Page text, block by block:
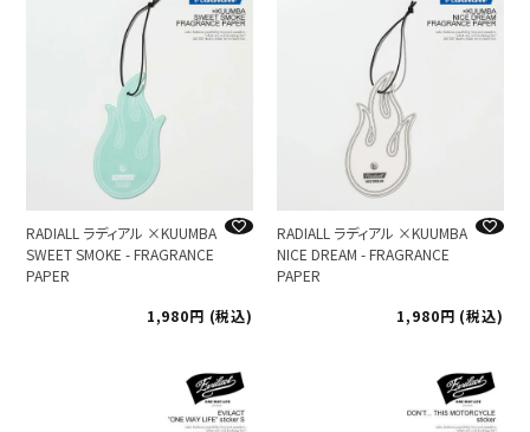
RADIALL ラディアル ×KUUMBA
SWEET SMOKE - FRAGRANCE
PAPER
1,980
税込
RADIALL ラディアル ×KUUMBA
NICE DREAM - FRAGRANCE
PAPER
1,980
税込